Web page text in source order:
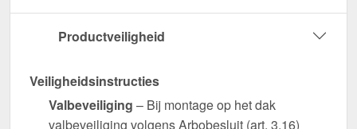
Productveiligheid
Veiligheidsinstructies
Valbeveiliging – Bij montage op het dak
valbeveiliging volgens Arbobesluit (art. 3.16)